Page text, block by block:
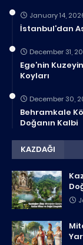
January 14,
İstanbul’dan
December 31,
Ege’nin
Koyları
December 30,
Behramkale
Doğanın Kalbi
KAZDAĞI